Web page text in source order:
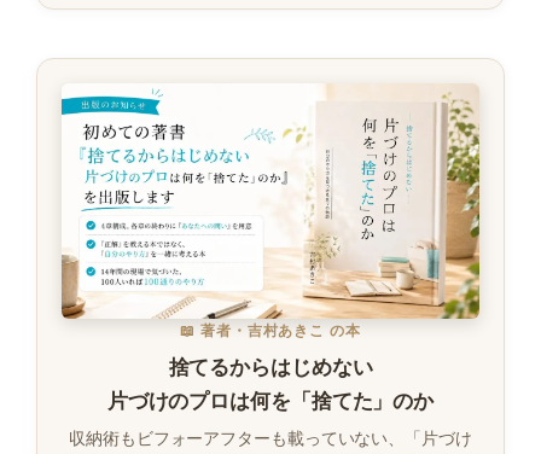
📖 著者・吉村あきこ の本
捨てるからはじめない
片づけのプロは何を「捨てた」のか
収納術もビフォーアフターも載っていない、「片づけ